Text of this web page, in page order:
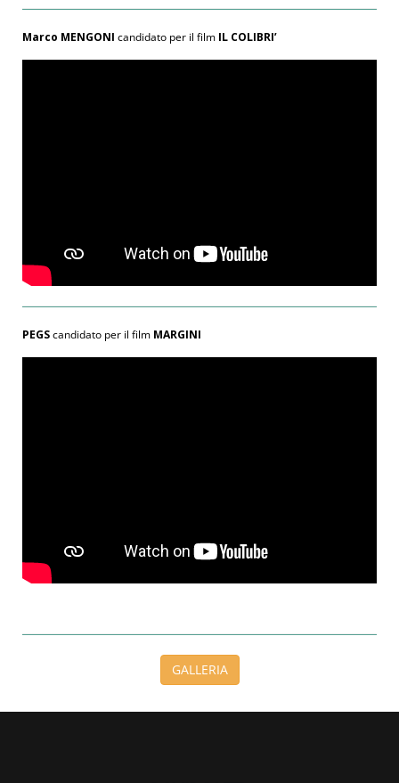
Marco MENGONI candidato per il film IL COLIBRI’
PEGScandidato per il film MARGINI
GALLERIA